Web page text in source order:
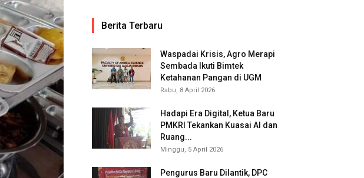
Berita Terbaru
Waspadai Krisis, Agro Merapi
Sembada Ikuti Bimtek
Ketahanan Pangan di UGM
Rabu, 8 April 2026
Hadapi Era Digital, Ketua Baru
PMKRI Tekankan Kuasai AI dan
Ruang...
Minggu, 5 April 2026
Pengurus Baru Dilantik, DPC